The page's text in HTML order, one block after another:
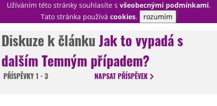
Užíváním této stránky souhlasíte s všeobecnými podmínkami.
Tato stránka používá cookies. rozumím
PŘIHLÁSIT
NOVINKY
TÉMATA
Diskuze k článkuJak to vypadá s
dalším Temným případem?
PŘÍSPĚVKY1 - 3 NAPSATPŘÍSPĚVEK